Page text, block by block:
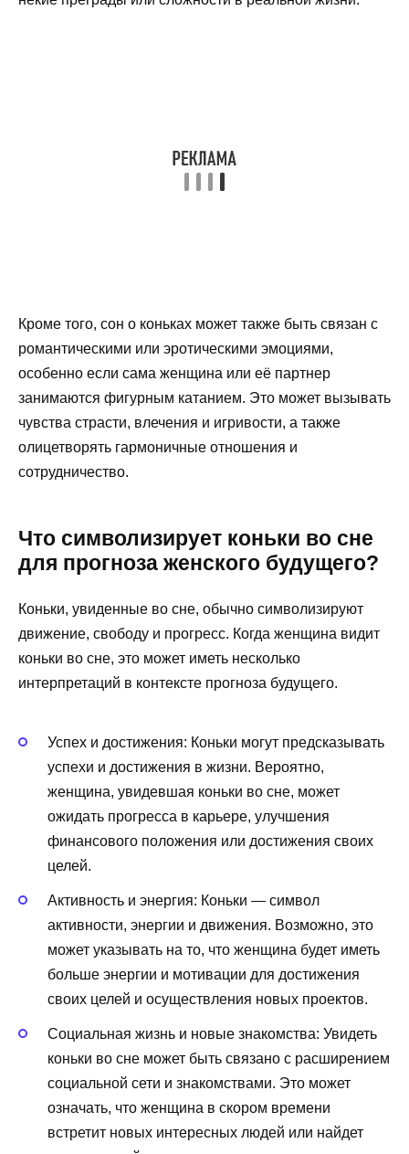
Кроме того, сон о коньках может также быть связан с
романтическими или эротическими эмоциями,
особенно если сама женщина или её партнер
занимаются фигурным катанием. Это может вызывать
чувства страсти, влечения и игривости, а также
олицетворять гармоничные отношения и
сотрудничество.
Что символизирует коньки во сне
для прогноза женского будущего?
Коньки, увиденные во сне, обычно символизируют
движение, свободу и прогресс. Когда женщина видит
коньки во сне, это может иметь несколько
интерпретаций в контексте прогноза будущего.
Успех и достижения: Коньки могут предсказывать
успехи и достижения в жизни. Вероятно,
женщина, увидевшая коньки во сне, может
ожидать прогресса в карьере, улучшения
финансового положения или достижения своих
целей.
Активность и энергия: Коньки — символ
активности, энергии и движения. Возможно, это
может указывать на то, что женщина будет иметь
больше энергии и мотивации для достижения
своих целей и осуществления новых проектов.
Социальная жизнь и новые знакомства: Увидеть
коньки во сне может быть связано с расширением
социальной сети и знакомствами. Это может
означать, что женщина в скором времени
встретит новых интересных людей или найдет